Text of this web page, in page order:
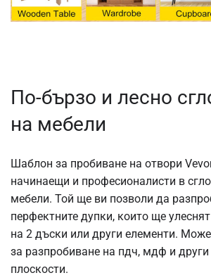
По-бързо и лесно
на мебели
Шаблон за пробиване на отвори
начинаещи и професионалисти в
мебели. Той ще ви позволи да
перфектните дупки, които ще
на 2 дъски или други елементи.
за разпробиване на пдч, мдф и
плоскости.